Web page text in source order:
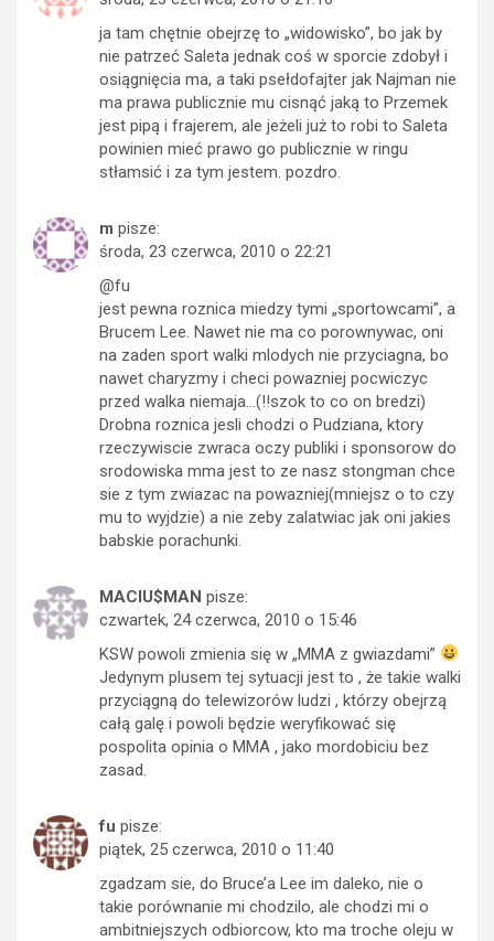
ja tam chętnie obejrzę to „widowisko”, bo jak by
nie patrzeć Saleta jednak coś w sporcie zdobył i
osiągnięcia ma, a taki psełdofajter jak Najman nie
ma prawa publicznie mu cisnąć jaką to Przemek
jest pipą i frajerem, ale jeżeli już to robi to Saleta
powinien mieć prawo go publicznie w ringu
stłamsić i za tym jestem. pozdro.
m pisze:
środa, 23 czerwca, 2010 o 22:21
@fu
jest pewna roznica miedzy tymi „sportowcami”, a
Brucem Lee. Nawet nie ma co porownywac, oni
na zaden sport walki mlodych nie przyciagna, bo
nawet charyzmy i checi powazniej pocwiczyc
przed walka niemaja…(!!szok to co on bredzi)
Drobna roznica jesli chodzi o Pudziana, ktory
rzeczywiscie zwraca oczy publiki i sponsorow do
srodowiska mma jest to ze nasz stongman chce
sie z tym zwiazac na powazniej(mniejsz o to czy
mu to wyjdzie) a nie zeby zalatwiac jak oni jakies
babskie porachunki.
MACIU$MAN pisze:
czwartek, 24 czerwca, 2010 o 15:46
KSW powoli zmienia się w „MMA z gwiazdami”
Jedynym plusem tej sytuacji jest to , że takie walki
przyciągną do telewizorów ludzi , którzy obejrzą
całą galę i powoli będzie weryfikować się
pospolita opinia o MMA , jako mordobiciu bez
zasad.
fu pisze:
piątek, 25 czerwca, 2010 o 11:40
zgadzam sie, do Bruce’a Lee im daleko, nie o
takie porównanie mi chodzilo, ale chodzi mi o
ambitniejszych odbiorcow, kto ma troche oleju w